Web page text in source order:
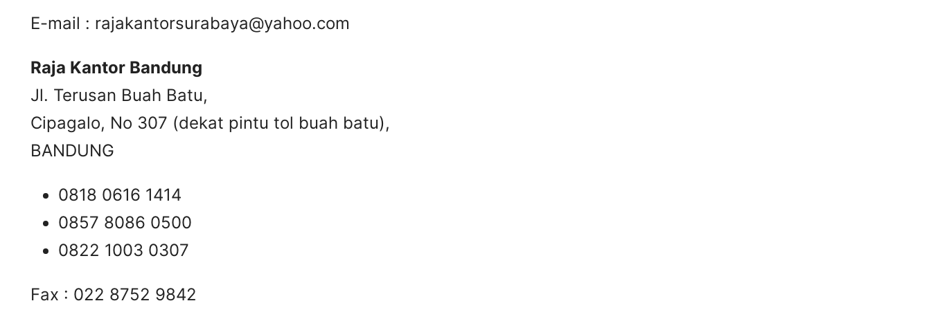
E-mail : rajakantorsurabaya@yahoo.com
Raja Kantor Bandung
Jl. Terusan Buah Batu,
Cipagalo, No 307 (dekat pintu tol buah batu),
BANDUNG
0818 0616 1414
0857 8086 0500
0822 1003 0307
Fax : 022 8752 9842